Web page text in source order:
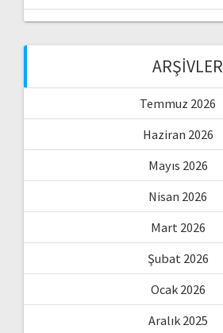
ARŞIVLER
Temmuz 2026
Haziran 2026
Mayıs 2026
Nisan 2026
Mart 2026
Şubat 2026
Ocak 2026
Aralık 2025